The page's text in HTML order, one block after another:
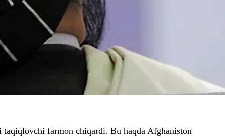
farmon chiqardi. Bu haqda Afghaniston